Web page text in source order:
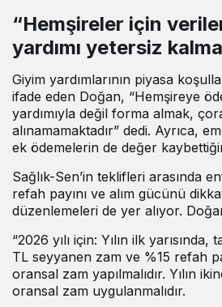
“Hemşireler için
yardımı yetersiz
Giyim yardımlarının piyasa
ifade eden Doğan, “Hemşireye
yardımıyla değil forma almak,
alınamamaktadır” dedi. Ayrıca,
ek ödemelerin de değer
Sağlık-Sen’in teklifleri arasında
refah payını ve alım gücünü
düzenlemeleri de yer alıyor.
“2026 yılı için: Yılın ilk yarısında,
TL seyyanen zam ve %15 refah
oransal zam yapılmalıdır. Yılın
oransal zam uygulanmalıdır.